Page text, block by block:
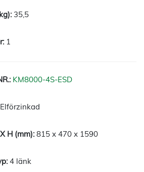
35,5
1
KM8000-4S-ESD
Elförzinkad
815 x 470 x 1590
4 länk